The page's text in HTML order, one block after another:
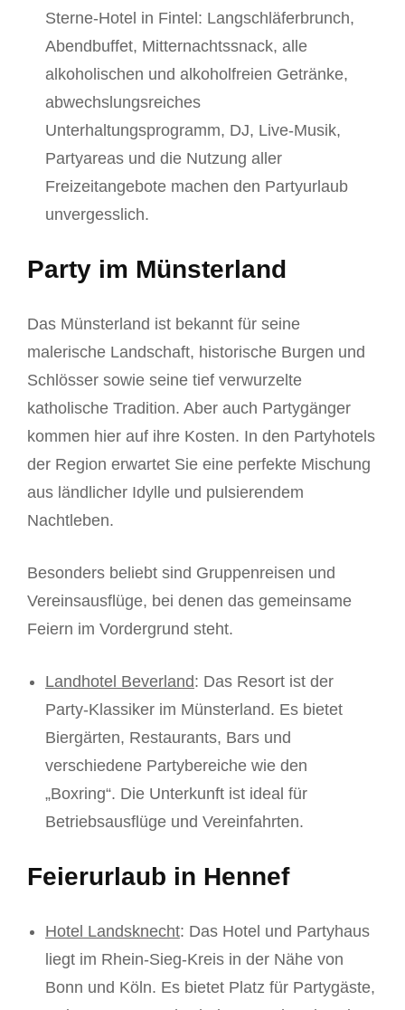
Sterne-Hotel in Fintel: Langschläferbrunch,
Abendbuffet, Mitternachtssnack, alle
alkoholischen und alkoholfreien Getränke,
abwechslungsreiches
Unterhaltungsprogramm, DJ, Live-Musik,
Partyareas und die Nutzung aller
Freizeitangebote machen den Partyurlaub
unvergesslich.
Party im Münsterland
Das Münsterland ist bekannt für seine
malerische Landschaft, historische Burgen und
Schlösser sowie seine tief verwurzelte
katholische Tradition. Aber auch Partygänger
kommen hier auf ihre Kosten. In den Partyhotels
der Region erwartet Sie eine perfekte Mischung
aus ländlicher Idylle und pulsierendem
Nachtleben.
Besonders beliebt sind Gruppenreisen und
Vereinsausflüge, bei denen das gemeinsame
Feiern im Vordergrund steht.
Landhotel Beverland: Das Resort ist der
Party-Klassiker im Münsterland. Es bietet
Biergärten, Restaurants, Bars und
verschiedene Partybereiche wie den
„Boxring“. Die Unterkunft ist ideal für
Betriebsausflüge und Vereinfahrten.
Feierurlaub in Hennef
Hotel Landsknecht: Das Hotel und Partyhaus
liegt im Rhein-Sieg-Kreis in der Nähe von
Bonn und Köln. Es bietet Platz für Partygäste,